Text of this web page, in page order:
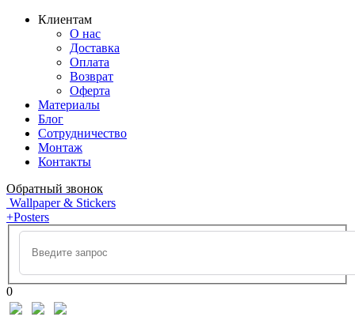
Клиентам
О нас
Доставка
Оплата
Возврат
Оферта
Материалы
Блог
Сотрудничество
Монтаж
Контакты
Обратный звонок
Wallpaper & Stickers
+Posters
0